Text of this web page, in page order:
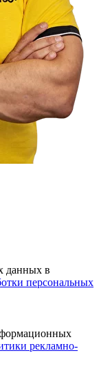
данных в
персональных
рекламно-